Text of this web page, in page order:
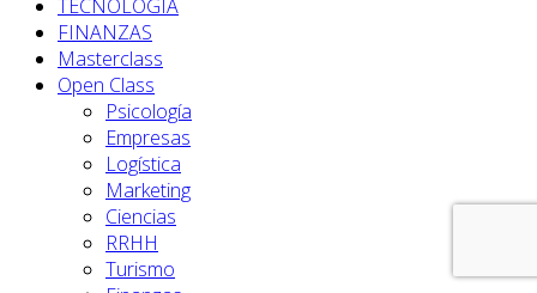
TECNOLOGÍA
FINANZAS
Masterclass
Open Class
Psicología
Empresas
Logística
Marketing
Ciencias
RRHH
Turismo